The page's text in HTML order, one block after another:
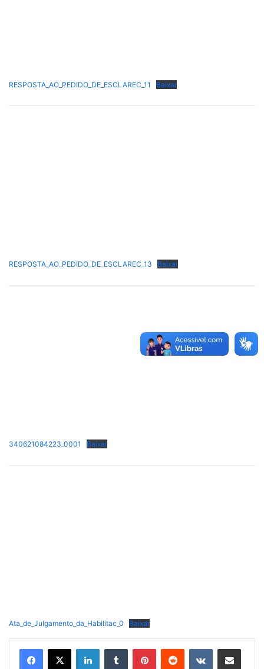
RESPOSTA_AO_PEDIDO_DE_ESCLAREC_11 Baixar
RESPOSTA_AO_PEDIDO_DE_ESCLAREC_13 Baixar
340621084223_0001 Baixar
Ata_de_Julgamento_da_Habilitac_0 Baixar
LinkedinTumblr PinterestReddit VK Compartilhar via e-mail